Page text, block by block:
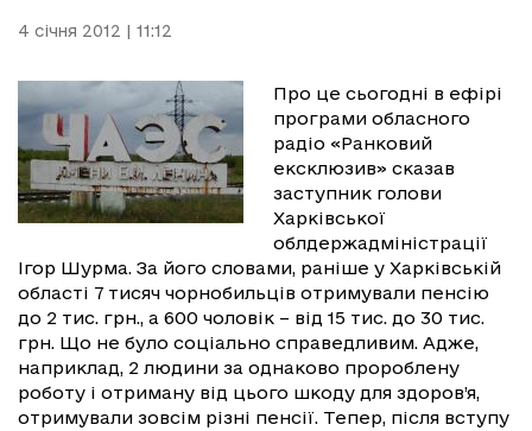
4 січня 2012 | 11:12
Про це сьогодні в ефірі
програми обласного
радіо «Ранковий
ексклюзив» сказав
заступник голови
Харківської
облдержадміністрації
Ігор Шурма. За його словами, раніше у Харківській
області 7 тисяч чорнобильців отримували пенсію
до 2 тис. грн., а 600 чоловік – від 15 тис. до 30 тис.
грн. Що не було соціально справедливим. Адже,
наприклад, 2 людини за однаково пророблену
роботу і отриману від цього шкоду для здоров’я,
отримували зовсім різні пенсії. Тепер, після вступу